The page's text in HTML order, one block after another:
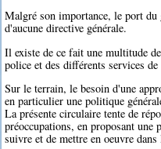
Malgré son importance, le port
d'aucune directive générale.
Il existe de ce fait une multitude
police et des différents services
Sur le terrain, le besoin d'une
en particulier une politique
La présente circulaire tente de
préoccupations, en proposant
suivre et de mettre en oeuvre